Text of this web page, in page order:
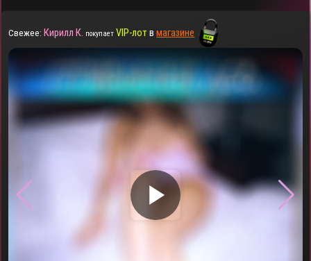
Свежее: Кирилл К. покупает VIP-лотвмагазине
▶